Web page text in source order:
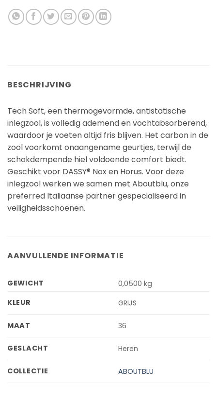
BESCHRIJVING
Tech Soft, een thermogevormde, antistatische
inlegzool, is volledig ademend en vochtabsorberend,
waardoor je voeten altijd fris blijven. Het carbon in de
zool voorkomt onaangename geurtjes, terwijl de
schokdempende hiel voldoende comfort biedt.
Geschikt voor DASSY® Nox en Horus. Voor deze
inlegzool werken we samen met Aboutblu, onze
preferred Italiaanse partner gespecialiseerd in
veiligheidsschoenen.
AANVULLENDE INFORMATIE
GEWICHT
0,0500 kg
KLEUR
GRIJS
MAAT 36
GESLACHT Heren
COLLECTIE ABOUTBLU